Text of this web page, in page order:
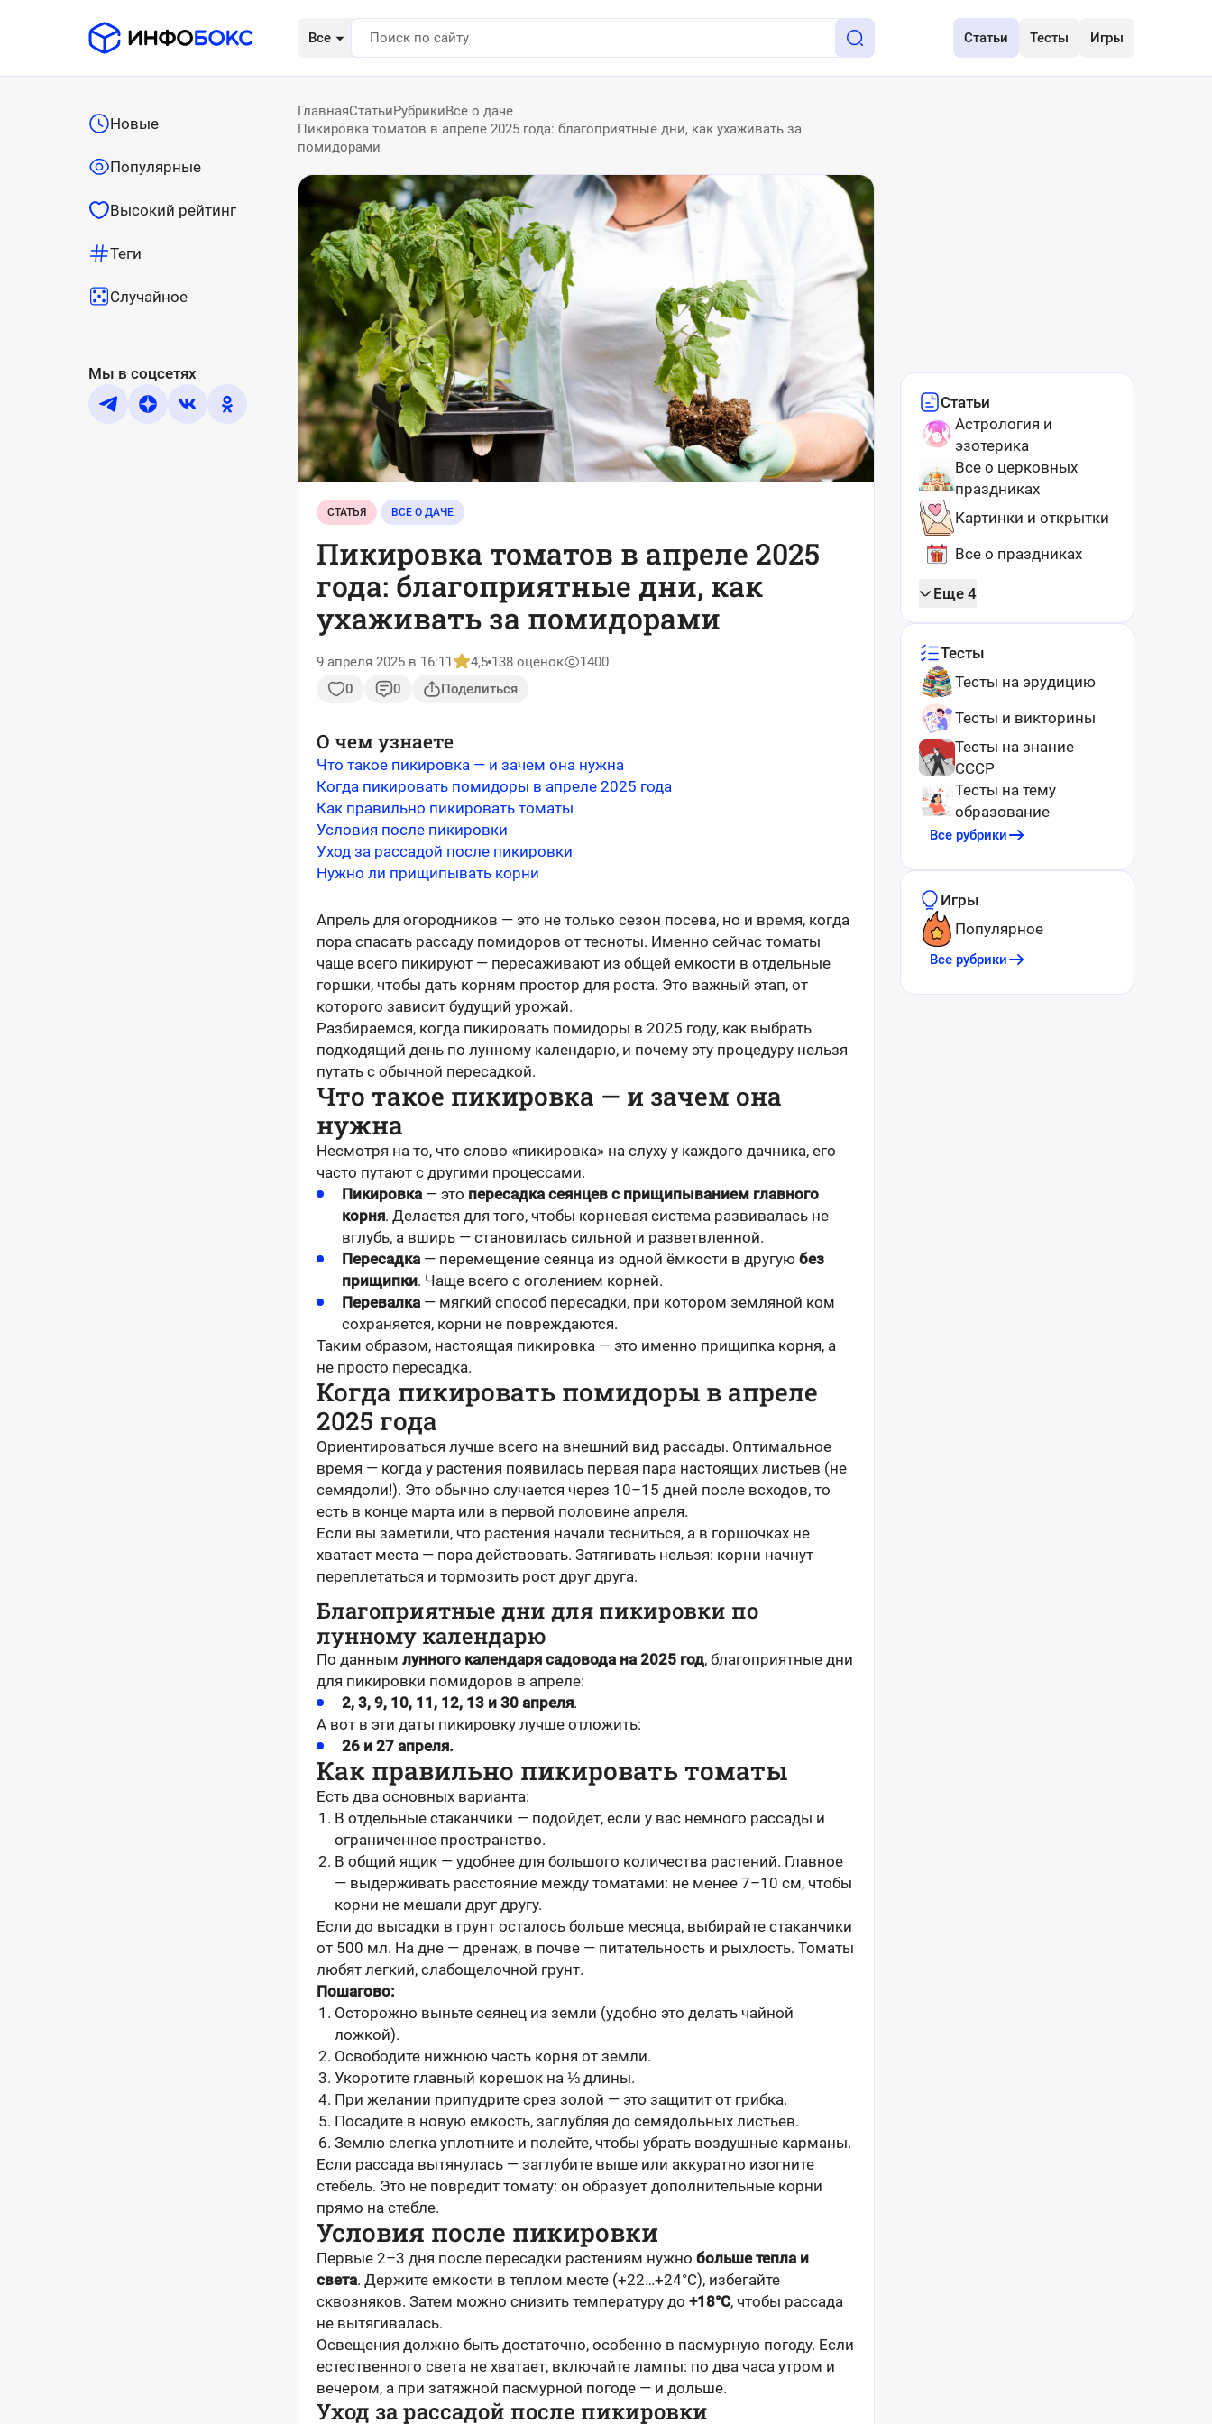
Все Статьи Тесты Игры
Новые
Популярные
Высокий рейтинг
Теги
Случайное
Мы в соцсетях
ГлавнаяСтатьиРубрикиВсе о даче
Пикировка томатов в апреле 2025 года: благоприятные дни, как ухаживать за
помидорами
СТАТЬЯ ВСЕ О ДАЧЕ
Пикировка томатов в апреле 2025
года: благоприятные дни, как
ухаживать за помидорами
9 апреля 2025 в 16:11 4,5 138 оценок
1400
0
0 Поделиться
О чем узнаете
Что такое пикировка — и зачем она нужна
Когда пикировать помидоры в апреле 2025 года
Как правильно пикировать томаты
Условия после пикировки
Уход за рассадой после пикировки
Нужно ли прищипывать корни
Апрель для огородников — это не только сезон посева, но и время, когда
пора спасать рассаду помидоров от тесноты. Именно сейчас томаты
чаще всего пикируют — пересаживают из общей емкости в отдельные
горшки, чтобы дать корням простор для роста. Это важный этап, от
которого зависит будущий урожай.
Разбираемся, когда пикировать помидоры в 2025 году, как выбрать
подходящий день по лунному календарю, и почему эту процедуру нельзя
путать с обычной пересадкой.
Что такое пикировка — и зачем она
нужна
Несмотря на то, что слово «пикировка» на слуху у каждого дачника, его
часто путают с другими процессами.
Пикировка— это пересадка сеянцев с прищипыванием главного
корня. Делается для того, чтобы корневая система развивалась не
вглубь, а вширь — становилась сильной и разветвленной.
Пересадка— перемещение сеянца из одной ёмкости в другую без
прищипки. Чаще всего с оголением корней.
Перевалка— мягкий способ пересадки, при котором земляной ком
сохраняется, корни не повреждаются.
Таким образом, настоящая пикировка — это именно прищипка корня, а
не просто пересадка.
Когда пикировать помидоры в апреле
2025 года
Ориентироваться лучше всего на внешний вид рассады. Оптимальное
время — когда у растения появилась первая пара настоящих листьев (не
семядоли!). Это обычно случается через 10–15 дней после всходов, то
есть в конце марта или в первой половине апреля.
Если вы заметили, что растения начали тесниться, а в горшочках не
хватает места — пора действовать. Затягивать нельзя: корни начнут
переплетаться и тормозить рост друг друга.
Благоприятные дни для пикировки по
лунному календарю
По данным лунного календаря садовода на 2025 год, благоприятные дни
для пикировки помидоров в апреле:
2, 3, 9, 10, 11, 12, 13 и 30 апреля.
А вот в эти даты пикировку лучше отложить:
26 и 27 апреля.
Как правильно пикировать томаты
Есть два основных варианта:
В отдельные стаканчики — подойдет, если у вас немного рассады и
ограниченное пространство.
В общий ящик — удобнее для большого количества растений. Главное
— выдерживать расстояние между томатами: не менее 7–10 см, чтобы
корни не мешали друг другу.
Если до высадки в грунт осталось больше месяца, выбирайте стаканчики
от 500 мл. На дне — дренаж, в почве — питательность и рыхлость. Томаты
любят легкий, слабощелочной грунт.
Пошагово:
Осторожно выньте сеянец из земли (удобно это делать чайной
ложкой).
Освободите нижнюю часть корня от земли.
Укоротите главный корешок на ⅓ длины.
При желании припудрите срез золой — это защитит от грибка.
Посадите в новую емкость, заглубляя до семядольных листьев.
Землю слегка уплотните и полейте, чтобы убрать воздушные карманы.
Если рассада вытянулась — заглубите выше или аккуратно изогните
стебель. Это не повредит томату: он образует дополнительные корни
прямо на стебле.
Условия после пикировки
Первые 2–3 дня после пересадки растениям нужно больше тепла и
света. Держите емкости в теплом месте (+22…+24°C), избегайте
сквозняков. Затем можно снизить температуру до +18°C, чтобы рассада
не вытягивалась.
Освещения должно быть достаточно, особенно в пасмурную погоду. Если
естественного света не хватает, включайте лампы: по два часа утром и
вечером, а при затяжной пасмурной погоде — и дольше.
Уход за рассадой после пикировки
Статьи
Астрология и
эзотерика
Все о церковных
праздниках
Картинки и открытки
Все о праздниках
Еще 4
Тесты
Тесты на эрудицию
Тесты и викторины
Тесты на знание
СССР
Тесты на тему
образование
Все рубрики
Игры
Популярное
Все рубрики